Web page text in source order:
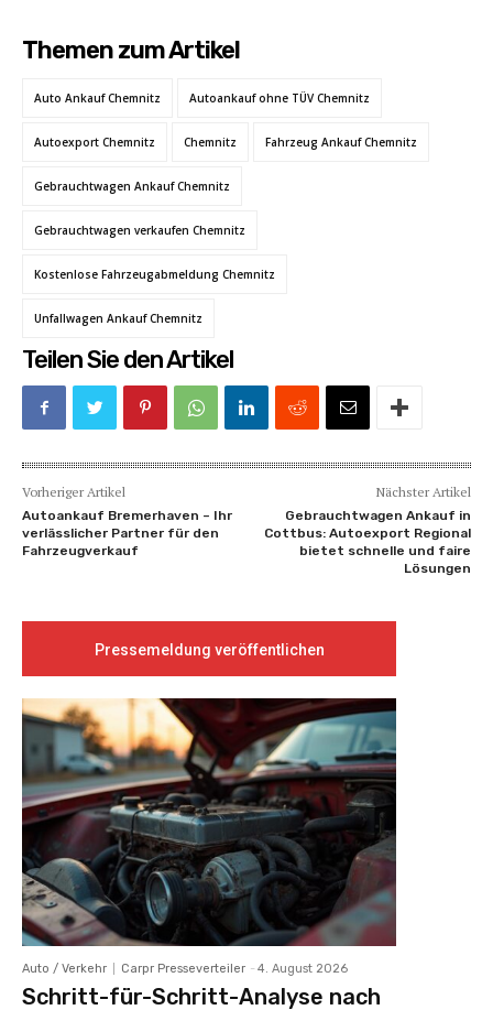
Themen zum Artikel
Auto Ankauf Chemnitz Autoankauf ohne TÜV Chemnitz
Autoexport Chemnitz Chemnitz Fahrzeug Ankauf Chemnitz
Gebrauchtwagen Ankauf Chemnitz
Gebrauchtwagen verkaufen Chemnitz
Kostenlose Fahrzeugabmeldung Chemnitz
Unfallwagen Ankauf Chemnitz
Teilen Sie den Artikel
Vorheriger Artikel
Autoankauf Bremerhaven – Ihr
verlässlicher Partner für den
Fahrzeugverkauf
Nächster Artikel
Gebrauchtwagen Ankauf in
Cottbus: Autoexport Regional
bietet schnelle und faire
Lösungen
Pressemeldung veröffentlichen
Auto / Verkehr Carpr Presseverteiler - 4. August 2026
Schritt-für-Schritt-Analyse nach